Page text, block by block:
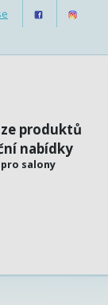
produktů
nabídky
pro salony